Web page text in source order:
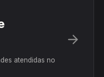
atendidas no